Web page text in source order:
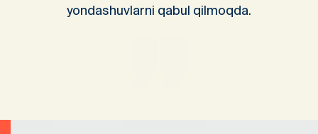
yondashuvlarni qabul qilmoqda.